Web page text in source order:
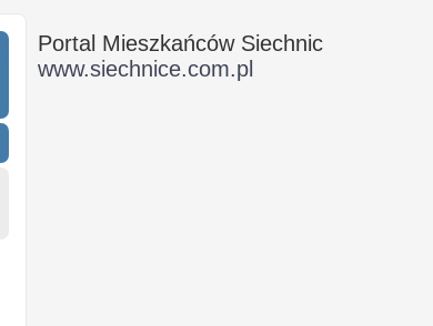
Wyszukiwanie zaawansowane
Portal Mieszkańców Siechnic
www.siechnice.com.pl